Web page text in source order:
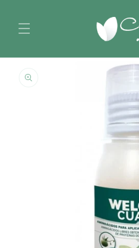
al contenido
directamente
información